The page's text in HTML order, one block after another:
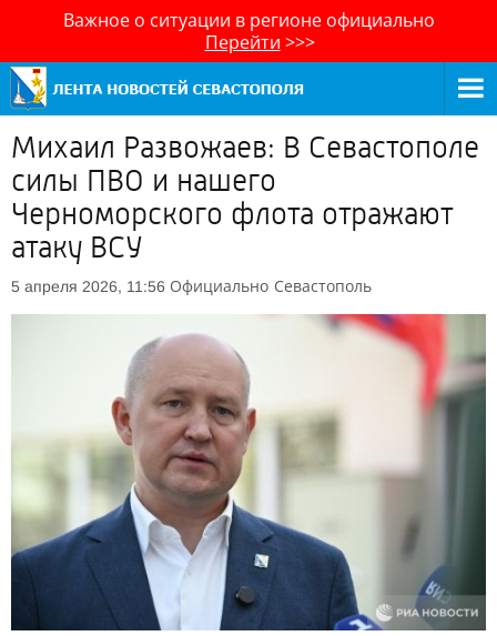
Важное о ситуации в регионе официально
Перейти >>>
Михаил Развожаев: В Севастополе
силы ПВО и нашего
Черноморского флота отражают
атаку ВСУ
5 апреля 2026, 11:56 Официально Севастополь